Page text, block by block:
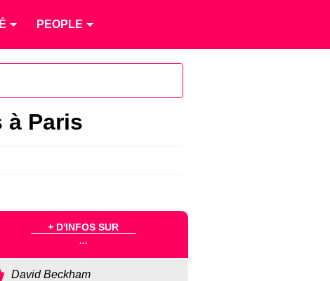
PEOPLE
à Paris
+ D'INFOS SUR
...
David Beckham